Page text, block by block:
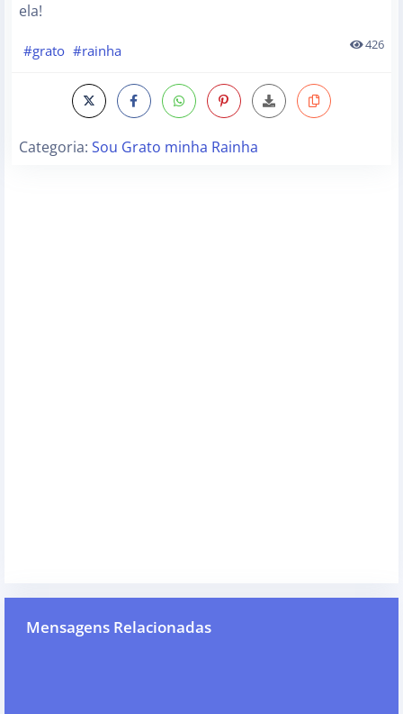
ela!
#grato #rainha 426
Categoria: Sou Grato minha Rainha
Mensagens Relacionadas